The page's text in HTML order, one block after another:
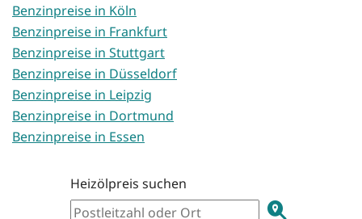
Benzinpreise in Köln
Benzinpreise in Frankfurt
Benzinpreise in Stuttgart
Benzinpreise in Düsseldorf
Benzinpreise in Leipzig
Benzinpreise in Dortmund
Benzinpreise in Essen
Heizölpreis suchen